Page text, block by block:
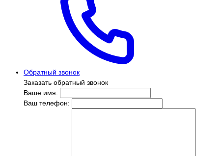
Обратный звонок
Заказать обратный звонок
Ваше имя:
Ваш телефон: